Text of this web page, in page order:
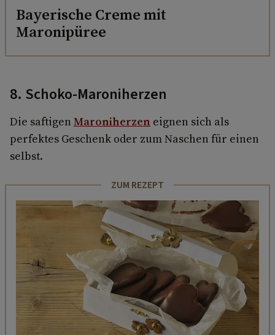
Bayerische Creme mit
Maronipüree
8. Schoko-Maroniherzen
Die saftigen Maroniherzen eignen sich als
perfektes Geschenk oder zum Naschen für einen
selbst.
ZUM REZEPT